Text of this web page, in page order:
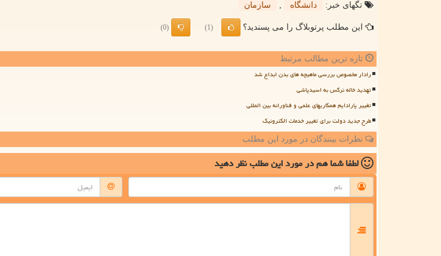
تگهای خبر: دانشگاه , سازمان
این مطلب پرتوبلاگ را می پسندید؟ (1)
(0)
تازه ترین مطالب مرتبط
رادار مخصوص بررسی ماهیچه های بدن ابداع شد
تهدید خاله نرگس به اسیدپاشی
تغییر پارادایم همکاریهای علمی و فناورانه بین المللی
طرح جدید دولت برای تغییر خدمات الکترونیک
نظرات بینندگان در مورد این مطلب
لطفا شما همدر مورد این مطلبنظر دهید